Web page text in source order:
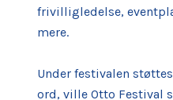
frivilligledelse,
mere.
Under festivalen
ord, ville Otto Festival